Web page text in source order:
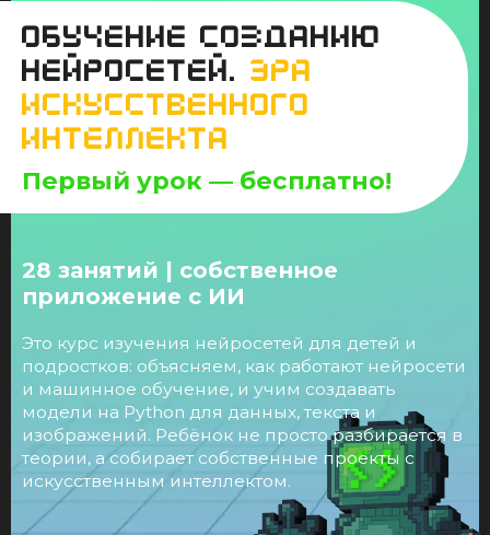
ОБУЧЕНИЕ СОЗДАНИЮ
НЕЙРОСЕТЕЙ. ЭРА
ИСКУССТВЕННОГО
ИНТЕЛЛЕКТА
Первый урок — бесплатно!
28 занятий | собственное
приложение с ИИ
Это курс изучения нейросетей для детей и
подростков: объясняем, как работают нейросети
и машинное обучение, и учим создавать
модели на Python для данных, текста и
изображений. Ребёнок не просто разбирается в
теории, а собирает собственные проекты с
искусственным интеллектом.